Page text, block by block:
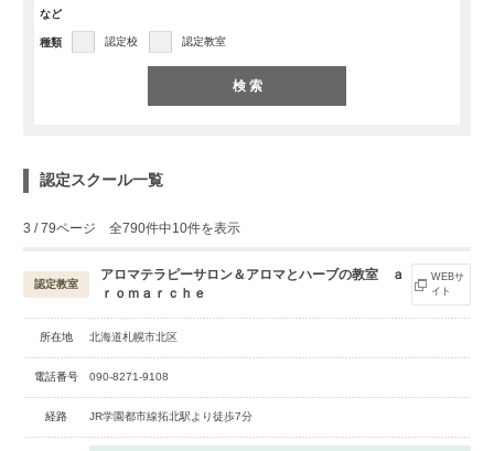
など
種類 認定校 認定教室
検 索
認定スクール一覧
3 / 79ページ 全790件中10件を表示
認定教室
アロマテラピーサロン＆アロマとハーブの教室 ａ
ｒｏｍａｒｃｈｅ
WEBサ
イト
所在地 北海道札幌市北区
電話番号 090-8271-9108
経路 JR学園都市線拓北駅より徒歩7分